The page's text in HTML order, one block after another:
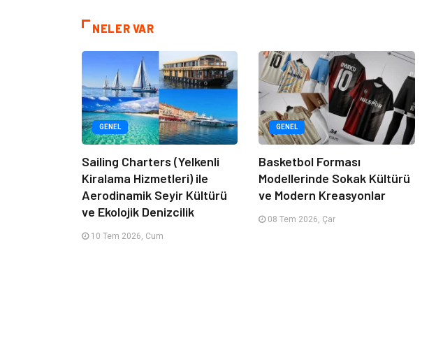
NELER VAR
GENEL
Sailing Charters (Yelkenli
Kiralama Hizmetleri) ile
Aerodinamik Seyir Kültürü
ve Ekolojik Denizcilik
10 Tem 2026, Cum
GENEL
Basketbol Forması
Modellerinde Sokak Kültürü
ve Modern Kreasyonlar
08 Tem 2026, Çar